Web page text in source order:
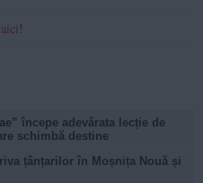
aici!
începe adevărata lecție de
schimbă destine
țânțarilor în Moșnița Nouă și